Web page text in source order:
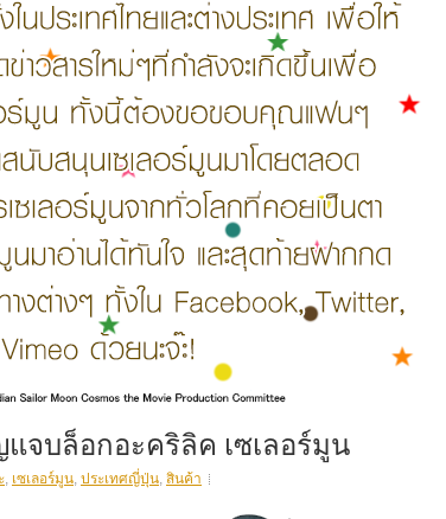
จบล็อกอะคริลิค เซเลอร์มูน
, เซเลอร์มูน, ประเทศญี่ปุ่น, สินค้า